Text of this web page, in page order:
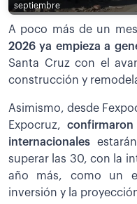
septiembre
A poco más de un
2026 ya empieza a
Santa Cruz con el
construcción y
Asimismo, desde
Expocruz,
internacionales
superar las 30, con la
año más, como un
inversión y la